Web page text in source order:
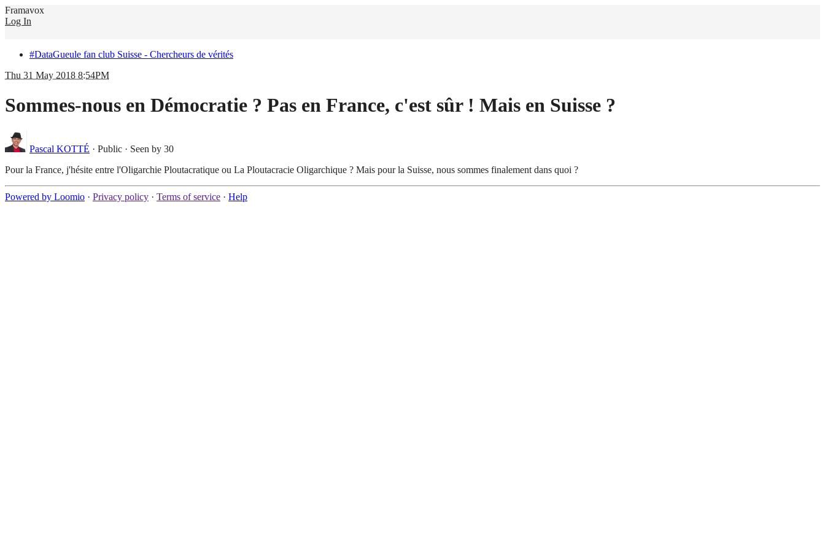
Framavox
Log In
#DataGueule fan club Suisse - Chercheurs de vérités
Thu 31 May 2018 8:54PM
Sommes-nous en Démocratie ? Pas en France, c'est sûr ! Mais en Suisse ?
Pascal KOTTÉ · Public · Seen by 30
Pour la France, j'hésite entre l'Oligarchie Ploutacratique ou La Ploutacracie Oligarchique ? Mais pour la Suisse, nous sommes finalement dans quoi ?
Powered by Loomio · Privacy policy · Terms of service · Help